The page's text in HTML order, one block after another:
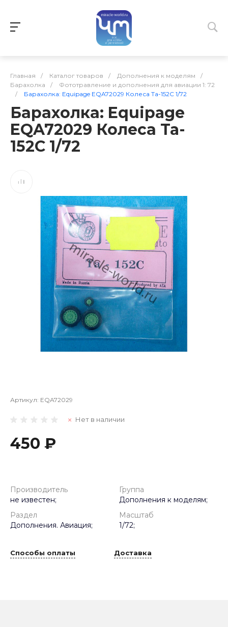
Главная / Каталог товаров / Дополнения к моделям
/
Барахолка
/
Фототравление и дополнения для авиации 1: 72
/
Барахолка: Equipage EQA72029 Колеса Ta-152C 1/72
Барахолка: Equipage
EQA72029 Колеса Ta-
152C 1/72
Артикул: EQA72029
Нет в наличии
450 ₽
Производитель
не известен;
Группа
Дополнения к моделям;
Раздел
Дополнения. Авиация;
Масштаб
1/72;
Способы оплаты Доставка